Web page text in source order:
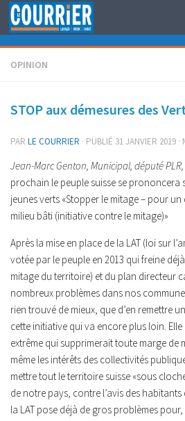
Au dessous du contenu
OPINION
STOP aux démesures des
PAR LE COURRIER · PUBLIÉ 31 JANVIER 2019 ·
Jean-Marc Genton, Municipal, député
prochain le peuple suisse se prononcera
jeunes verts «Stopper le mitage – pour
milieu bâti (initiative contre le mitage)»
Après la mise en place de la LAT (loi sur
votée par le peuple en 2013 qui freine
mitage du territoire) et du plan directeur
nombreux problèmes dans nos
rien trouvé de mieux, que d’en remettre
cette initiative qui va encore plus loin.
extrême qui supprimerait toute marge
même les intérêts des collectivités
mettre tout le territoire suisse «sous
de notre pays, contre l’avis des
la LAT pose déjà de gros problèmes